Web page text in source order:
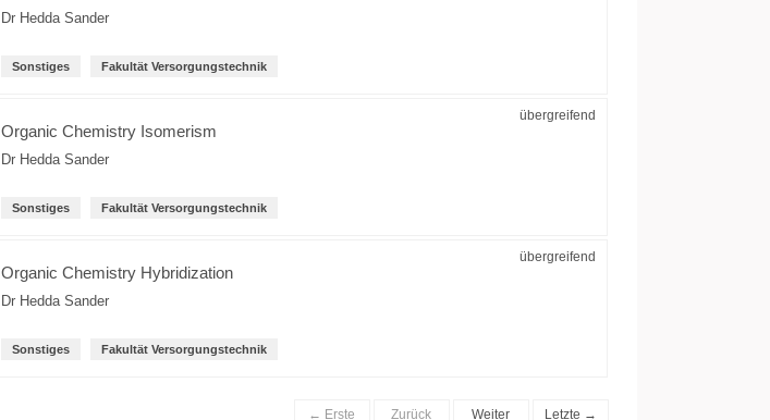
Dr Hedda Sander
Sonstiges Fakultät Versorgungstechnik
übergreifend
Organic Chemistry Isomerism
Dr Hedda Sander
Sonstiges Fakultät Versorgungstechnik
übergreifend
Organic Chemistry Hybridization
Dr Hedda Sander
Sonstiges Fakultät Versorgungstechnik
← Erste Zurück Weiter Letzte →